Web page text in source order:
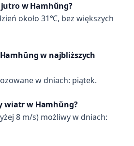
jutro w Hamhŭng?
około 31℃, bez większych
w najbliższych
w dniach: piątek.
wiatr w Hamhŭng?
8 m/s) możliwy w dniach: